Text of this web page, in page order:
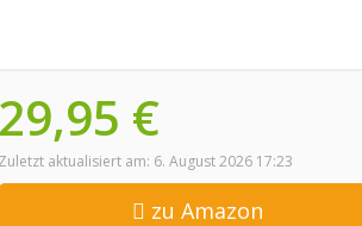
29,95 €
Zuletzt aktualisiert am: 6. August 2026 17:23
zu Amazon